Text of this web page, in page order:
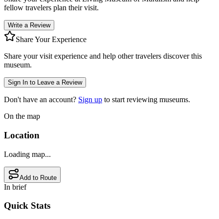
fellow travelers plan their visit.
Write a Review
Share Your Experience
Share your visit experience and help other travelers discover this
museum.
Sign In to Leave a Review
Don't have an account? Sign up to start reviewing museums.
On the map
Location
Loading map...
Add to Route
In brief
Quick Stats